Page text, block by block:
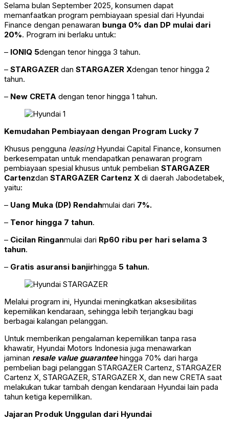
Selama bulan September 2025, konsumen dapat
memanfaatkan program pembiayaan spesial dari Hyundai
Finance dengan penawaran bunga 0% dan DP mulai dari
20%. Program ini berlaku untuk:
– IONIQ 5dengan tenor hingga 3 tahun.
– STARGAZER dan STARGAZER Xdengan tenor hingga 2
tahun.
– New CRETA dengan tenor hingga 1 tahun.
Kemudahan Pembiayaan dengan Program Lucky 7
Khusus pengguna leasingHyundai Capital Finance, konsumen
berkesempatan untuk mendapatkan penawaran program
pembiayaan spesial khusus untuk pembelian STARGAZER
Cartenzdan STARGAZER Cartenz X di daerah Jabodetabek,
yaitu:
– Uang Muka (DP) Rendahmulai dari 7%.
– Tenor hingga 7 tahun.
– Cicilan Ringanmulai dari Rp60 ribu per hari selama 3
tahun.
– Gratis asuransi banjirhingga 5 tahun.
Melalui program ini, Hyundai meningkatkan aksesibilitas
kepemilikan kendaraan, sehingga lebih terjangkau bagi
berbagai kalangan pelanggan.
Untuk memberikan pengalaman kepemilikan tanpa rasa
khawatir, Hyundai Motors Indonesia juga menawarkan
jaminan resale value guaranteehingga 70% dari harga
pembelian bagi pelanggan STARGAZER Cartenz, STARGAZER
Cartenz X, STARGAZER, STARGAZER X, dan new CRETA saat
melakukan tukar tambah dengan kendaraan Hyundai lain pada
tahun ketiga kepemilikan.
Jajaran Produk Unggulan dari Hyundai